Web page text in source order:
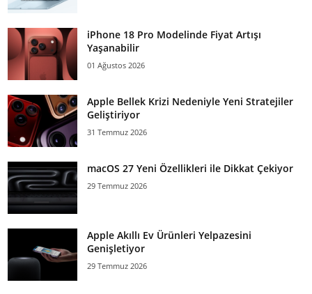
iPhone 18 Pro Modelinde Fiyat Artışı
Yaşanabilir
01 Ağustos 2026
Apple Bellek Krizi Nedeniyle Yeni Stratejiler
Geliştiriyor
31 Temmuz 2026
macOS 27 Yeni Özellikleri ile Dikkat Çekiyor
29 Temmuz 2026
Apple Akıllı Ev Ürünleri Yelpazesini
Genişletiyor
29 Temmuz 2026